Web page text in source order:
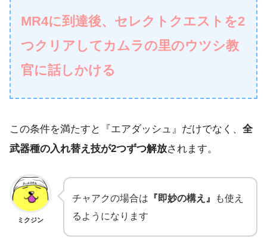
MR4に到達後、セレクトクエストを2
つクリアしてカムラの里のウツシ教
官に話しかける
この条件を満たすと『エアダッシュ』だけでなく、 全
武器種の入れ替え技が2つずつ解放されます。
ミクジン
チャアクの場合は 『即妙の構え』
も使え
るようになります